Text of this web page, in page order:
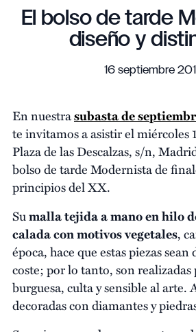
El bolso de tarde
diseño y
16 septiembre
En nuestrasubasta de
te invitamos a asistir el miércoles
Plaza de las Descalzas, s/n,
bolso de tarde Modernista de
principios del XX.
Sumalla tejida a mano en hilo
calada con motivos vegetales,
época, hace que estas piezas sean
coste; por lo tanto, son realizadas
burguesa, culta y sensible al arte.
decoradas con diamantes y